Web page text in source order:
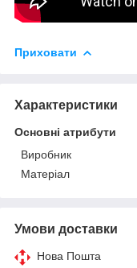
Приховати
Характеристики
Основні атрибути
Виробник
Матеріал
Умови доставки
Нова Пошта